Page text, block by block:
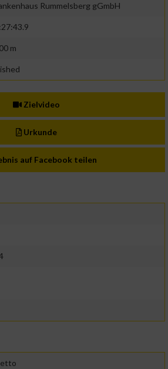
Rummelsberg gGmbH
m
Zielvideo
Urkunde
auf Facebook teilen